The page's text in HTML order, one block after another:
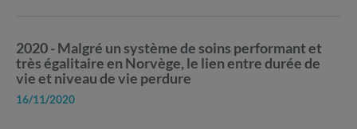
2020 - Malgré un système de soins performant et
très égalitaire en Norvège, le lien entre durée de
vie et niveau de vie perdure
16/11/2020